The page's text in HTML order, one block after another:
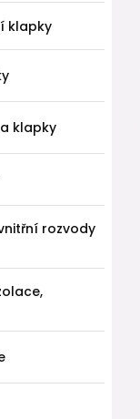
klapky
klapky
rozvody